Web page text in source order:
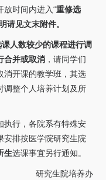
放时间内进入“重修选
请见文末附件。
人数较少的课程进行调
合并或取消 ，请同学们
消开课的教学班，其选
调整个人培养计划及所
执行，各院系有特殊安
安排按医学院研究生院
生选课事宜另行通知。
研究生院培养办